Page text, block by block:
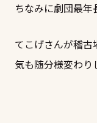
ちなみに劇団最年
てこげさんが稽
気も随分様変わり